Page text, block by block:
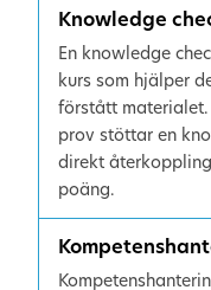
Knowledge
En knowledge
kurs som hjälper
förstått
prov stöttar en
direkt
poäng.